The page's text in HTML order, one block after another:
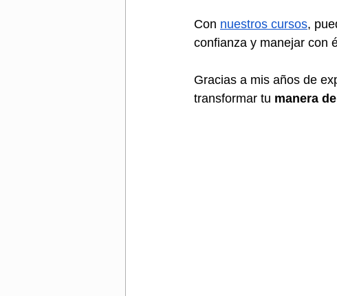
Con nuestros cursos,
confianza y manejar con
Gracias a mis años de
transformar tu manera